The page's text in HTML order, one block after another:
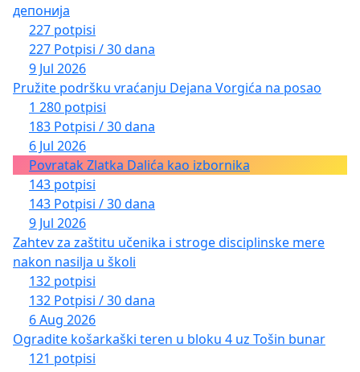
депонија
227 potpisi
227 Potpisi / 30 dana
9 Jul 2026
Pružite podršku vraćanju Dejana Vorgića na posao
1 280 potpisi
183 Potpisi / 30 dana
6 Jul 2026
Povratak Zlatka Dalića kao izbornika
143 potpisi
143 Potpisi / 30 dana
9 Jul 2026
Zahtev za zaštitu učenika i stroge disciplinske mere
nakon nasilja u školi
132 potpisi
132 Potpisi / 30 dana
6 Aug 2026
Ogradite košarkaški teren u bloku 4 uz Tošin bunar
121 potpisi